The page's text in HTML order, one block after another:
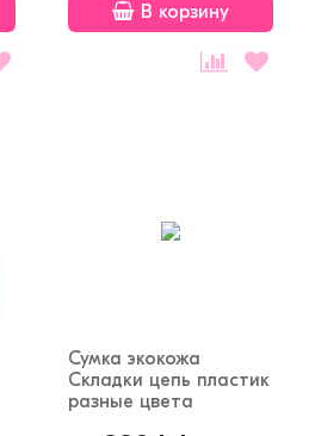
В корзину
Сумка экокожа
Складки цепь пластик
разные цвета